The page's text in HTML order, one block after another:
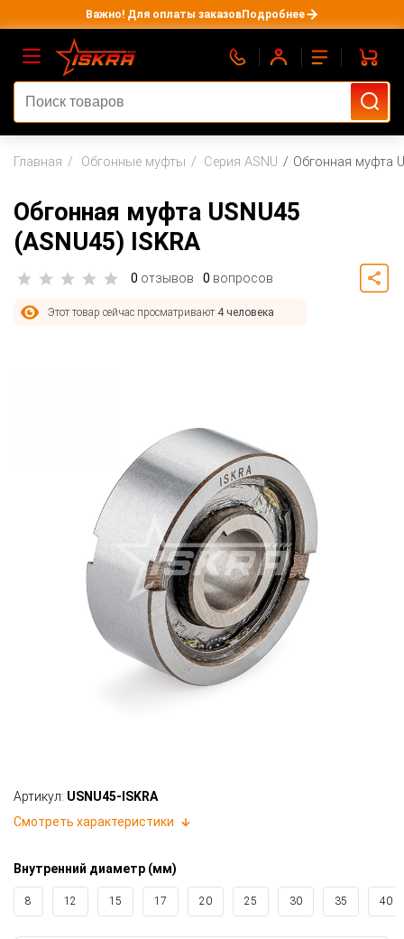
Важно! Для оплаты заказовПодробнее
Главная Обгонные муфты Серия ASNU Обгонная муфта
Обгонная муфта USNU45
(ASNU45) ISKRA
0 отзывов 0 вопросов
Этот товар сейчас просматривают 4 человека
Артикул: USNU45-ISKRA
Смотреть характеристики
Внутренний диаметр (мм)
8 12 15 17 20 25 30 35 40